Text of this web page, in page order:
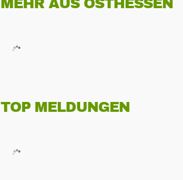
MEHR AUS OSTHESSEN
TOP MELDUNGEN